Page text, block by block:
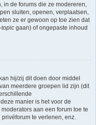
in de forums die ze modereren,
sluiten, openen, verplaatsen,
ze er gewoon op toe zien dat
topic gaan) of ongepaste inhoud
hij/zij dit doen door middel
meerdere groepen lid zijn (dit
manier is het voor de
aan een forum toe te
te verlenen, enz.